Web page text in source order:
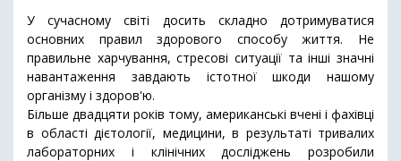
У сучасному світі досить складно дотримуватися
основних правил здорового способу життя. Не
правильне харчування, стресові ситуації та інші значні
навантаження завдають істотної шкоди нашому
організму і здоров'ю.
Більше двадцяти років тому, американські вчені і фахівці
в області дієтології, медицини, в результаті тривалих
лабораторних і клінічних досліджень розробили